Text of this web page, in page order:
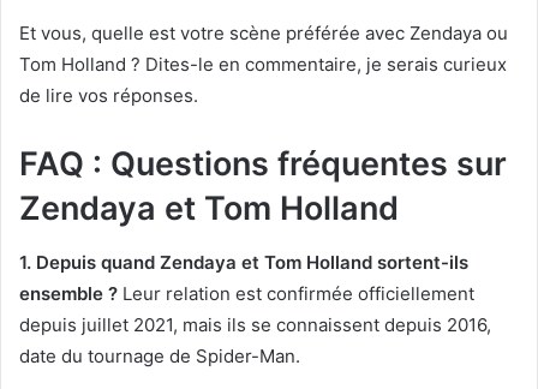
Et vous, quelle est votre scène préférée avec Zendaya ou
Tom Holland ? Dites-le en commentaire, je serais curieux
de lire vos réponses.
FAQ : Questions fréquentes sur
Zendaya et Tom Holland
1. Depuis quand Zendaya et Tom Holland sortent-ils
ensemble ? Leur relation est confirmée officiellement
depuis juillet 2021, mais ils se connaissent depuis 2016,
date du tournage de Spider-Man.